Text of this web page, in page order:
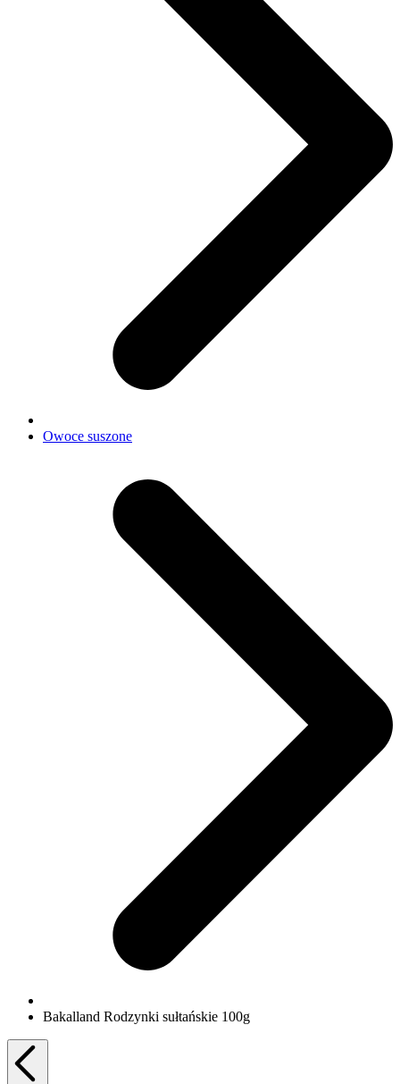
Owoce suszone
Bakalland Rodzynki sułtańskie 100g